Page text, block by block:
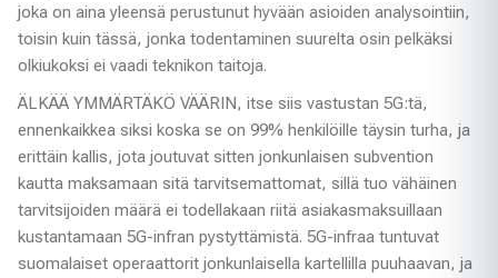
joka on aina yleensä perustunut hyvään asioiden analysointiin,
toisin kuin tässä, jonka todentaminen suurelta osin pelkäksi
olkiukoksi ei vaadi teknikon taitoja.
ÄLKÄÄ YMMÄRTÄKÖ VÄÄRIN, itse siis vastustan 5G:tä,
ennenkaikkea siksi koska se on 99% henkilöille täysin turha, ja
erittäin kallis, jota joutuvat sitten jonkunlaisen subvention
kautta maksamaan sitä tarvitsemattomat, sillä tuo vähäinen
tarvitsijoiden määrä ei todellakaan riitä asiakasmaksuillaan
kustantamaan 5G-infran pystyttämistä. 5G-infraa tuntuvat
suomalaiset operaattorit jonkunlaisella kartellilla puuhaavan, ja